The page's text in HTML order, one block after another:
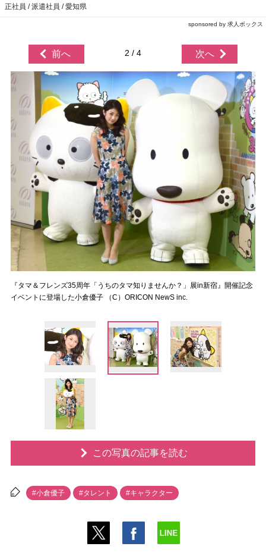
正社員 / 派遣社員 / 愛知県
sponsored by 求人ボックス
前へ 2 / 4 次へ
『タマ＆フレンズ35周年「うちのタマ知りませんか？」展in新宿』開催記念
イベントに登場した小倉優子 （C）ORICON NewS inc.
この写真の記事を読む
#小倉優子 #タレント #キャラクター